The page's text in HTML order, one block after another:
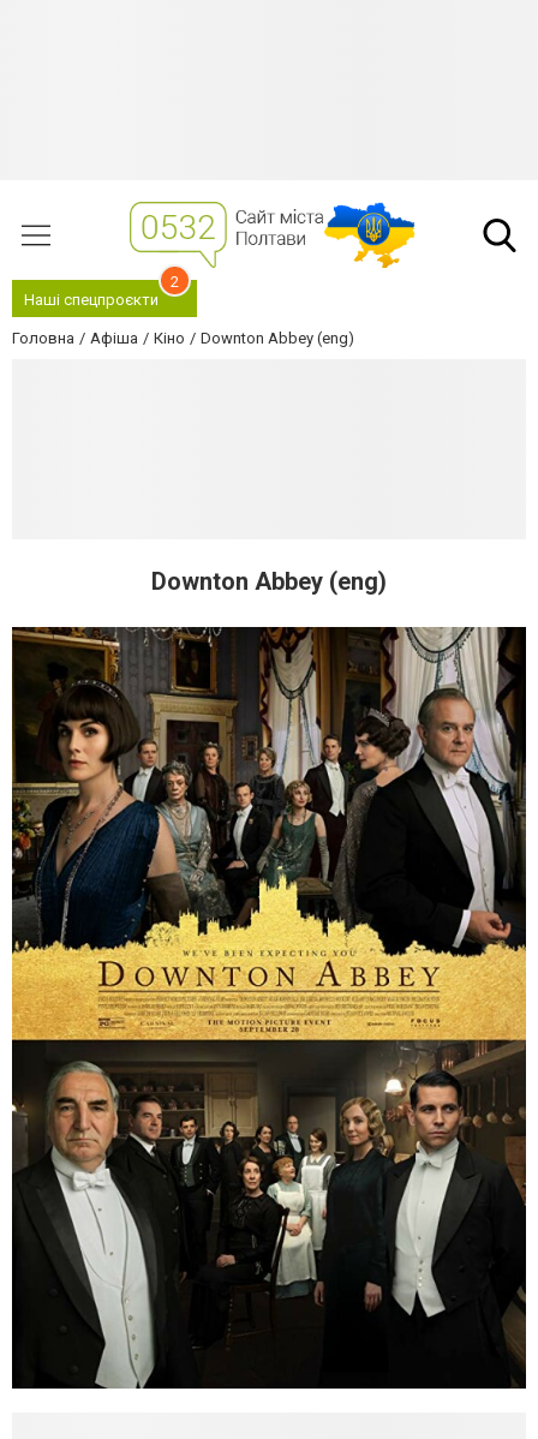
Наші спецпроєкти
2
Головна Афіша Кіно Downton Abbey (eng)
Downton Abbey (eng)